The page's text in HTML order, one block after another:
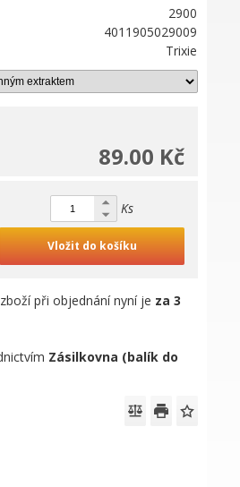
2900
4011905029009
Trixie
89.00 Kč
Ks
Vložit do košíku
při objednání nyní je za 3
Zásilkovna (balík do